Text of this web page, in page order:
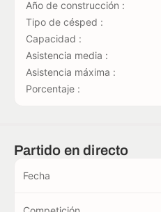
Año de construcción :
Tipo de césped :
Capacidad :
Asistencia media :
Asistencia máxima :
Porcentaje :
Partido en directo
Fecha